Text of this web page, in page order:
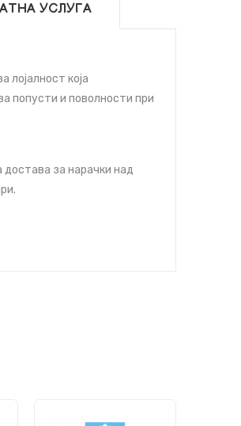
УСЛУГА
лојалност која
попусти и поволности при
достава за нарачки над